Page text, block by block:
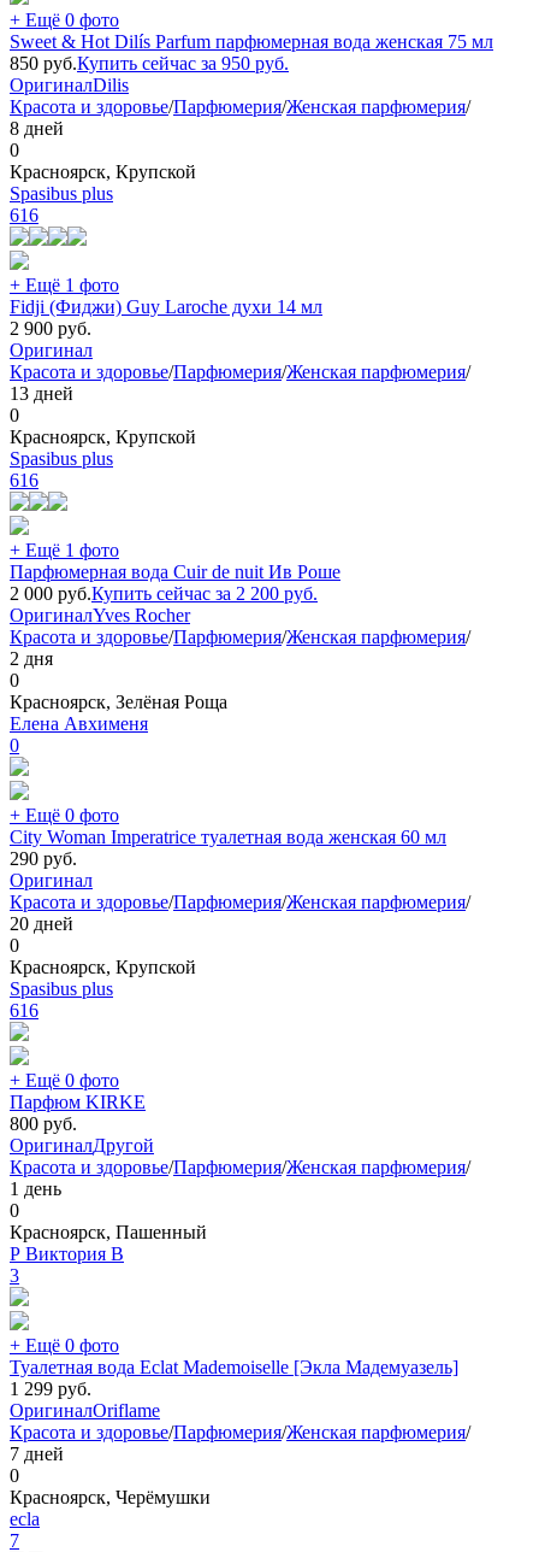
+ Ещё 0 фото
Sweet & Hot Dilís Parfum парфюмерная вода женская 75 мл
850 руб.Купить сейчас за 950 руб.
ОригиналDilis
Красота и здоровье/Парфюмерия/Женская парфюмерия/
8 дней
0
Красноярск, Крупской
Spasibus plus
616
+ Ещё 1 фото
Fidji (Фиджи) Guy Laroche духи 14 мл
2 900 руб.
Оригинал
Красота и здоровье/Парфюмерия/Женская парфюмерия/
13 дней
0
Красноярск, Крупской
Spasibus plus
616
+ Ещё 1 фото
Парфюмерная вода Cuir de nuit Ив Роше
2 000 руб.Купить сейчас за 2 200 руб.
ОригиналYves Rocher
Красота и здоровье/Парфюмерия/Женская парфюмерия/
2 дня
0
Красноярск, Зелёная Роща
Елена Авхименя
0
+ Ещё 0 фото
City Woman Imperatrice туалетная вода женская 60 мл
290 руб.
Оригинал
Красота и здоровье/Парфюмерия/Женская парфюмерия/
20 дней
0
Красноярск, Крупской
Spasibus plus
616
+ Ещё 0 фото
Парфюм KIRKE
800 руб.
ОригиналДругой
Красота и здоровье/Парфюмерия/Женская парфюмерия/
1 день
0
Красноярск, Пашенный
Р Виктория В
3
+ Ещё 0 фото
Туалетная вода Eclat Mademoiselle [Экла Мадемуазель]
1 299 руб.
ОригиналOriflame
Красота и здоровье/Парфюмерия/Женская парфюмерия/
7 дней
0
Красноярск, Черёмушки
ecla
7